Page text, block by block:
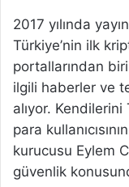
2017 yılında
Türkiye’nin ilk
portallarından
ilgili haberler ve
alıyor.
para
kurucusu Eylem
güvenlik